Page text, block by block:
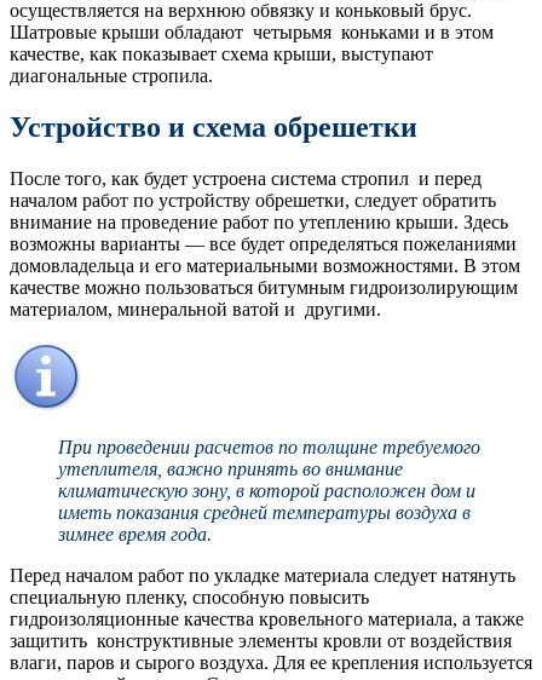
осуществляется на верхнюю обвязку и коньковый брус.
Шатровые крыши обладают четырьмя коньками и в этом
качестве, как показывает схема крыши, выступают
диагональные стропила.
Устройство и схема обрешетки
После того, как будет устроена система стропил и перед
началом работ по устройству обрешетки, следует обратить
внимание на проведение работ по утеплению крыши. Здесь
возможны варианты — все будет определяться пожеланиями
домовладельца и его материальными возможностями. В этом
качестве можно пользоваться битумным гидроизолирующим
материалом, минеральной ватой и другими.
При проведении расчетов по толщине требуемого
утеплителя, важно принять во внимание
климатическую зону, в которой расположен дом и
иметь показания средней температуры воздуха в
зимнее время года.
Перед началом работ по укладке материала следует натянуть
специальную пленку, способную повысить
гидроизоляционные качества кровельного материала, а также
защитить конструктивные элементы кровли от воздействия
влаги, паров и сырого воздуха. Для ее крепления используется